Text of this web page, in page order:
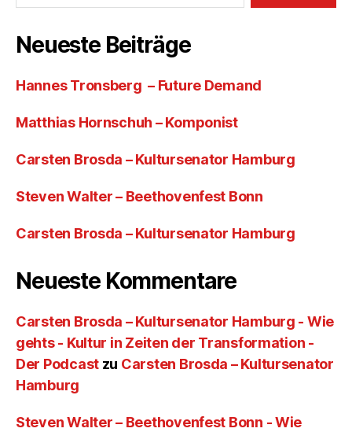
Neueste Beiträge
Hannes Tronsberg – Future Demand
Matthias Hornschuh – Komponist
Carsten Brosda – Kultursenator Hamburg
Steven Walter – Beethovenfest Bonn
Carsten Brosda – Kultursenator Hamburg
Neueste Kommentare
Carsten Brosda – Kultursenator Hamburg - Wie
gehts - Kultur in Zeiten der Transformation -
Der Podcast zu Carsten Brosda – Kultursenator
Hamburg
Steven Walter – Beethovenfest Bonn - Wie